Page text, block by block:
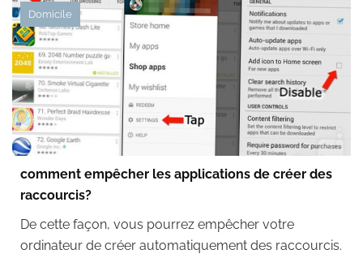
Domicile
comment empêcher les applications de créer des
raccourcis?
De cette façon, vous pourrez empêcher votre
ordinateur de créer automatiquement des raccourcis.